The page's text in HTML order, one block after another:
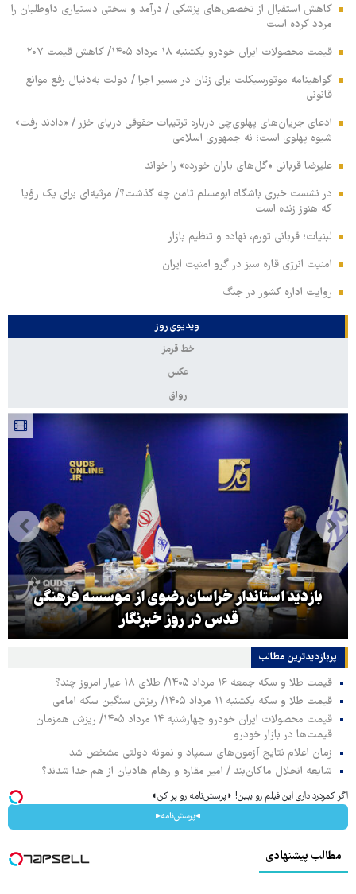
کاهش استقبال از تخصص‌های پزشکی / درآمد و سختی دستیاری داوطلبان را
مردد کرده است
قیمت محصولات ایران خودرو یکشنبه ۱۸ مرداد ۱۴۰۵/ کاهش قیمت ۲۰۷
گواهینامه موتورسیکلت برای زنان در مسیر اجرا / دولت به‌دنبال رفع موانع
قانونی
ادعای جریان‌های پهلوی‌چی درباره ترتیبات حقوقی دریای خزر / «دادند رفت»
شیوه پهلوی است؛ نه جمهوری اسلامی
علیرضا قربانی «گل‌های باران خورده» را خواند
در نشست خبری باشگاه ابومسلم ثامن چه گذشت؟/ مرثیه‌ای برای یک رؤیا
که هنوز زنده است
لبنیات؛ قربانی تورم، نهاده و تنظیم بازار
امنیت انرژی قاره سبز در گرو امنیت ایران
روایت اداره کشور در جنگ
ویدیوی روز
خط قرمز
عکس
رواق
بازدید استاندار خراسان رضوی از موسسه فرهنگی
قدس در روز خبرنگار
پربازدیدترین‌ مطالب
قیمت طلا و سکه جمعه ۱۶ مرداد ۱۴۰۵/ طلای ۱۸ عیار امروز چند؟
قیمت طلا و سکه یکشنبه ۱۱ مرداد ۱۴۰۵/ ریزش سنگین سکه امامی
قیمت محصولات ایران خودرو چهارشنبه ۱۴ مرداد ۱۴۰۵/ ریزش همزمان
قیمت‌ها در بازار خودرو
زمان اعلام نتایج آزمون‌های سمپاد و نمونه دولتی مشخص شد
شایعه انحلال ماکان‌بند / امیر مقاره و رهام هادیان از هم جدا شدند؟
اگر کمردرد داری این فیلم رو ببین! ◗پرسش‌نامه رو پر کن◖
◂پرسش‌نامه▸
مطالب پیشنهادی